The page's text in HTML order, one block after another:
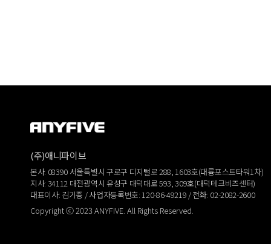
(주)애니파이브
본사: 08390 서울특별시 구로구 디지털로 288, 1603호(대륭포스트타워1차)
지사: 34112 대전광역시 유성구 대덕대로 593, 309호(대덕테크비즈센터)
대표이사: 김기종 / 사업자등록번호: 120-86-49219 / 전화: 02-2082-2600
Copyright ⓒ 2023 ANYFIVE. All Rights Reserved.